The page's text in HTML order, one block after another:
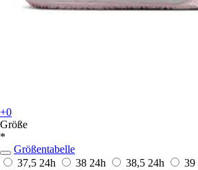
+0
Größe
*
Größentabelle
37,5 24h 38 24h 38,5 24h 39